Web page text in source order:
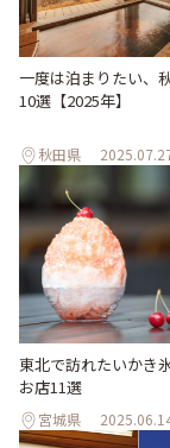
一度は泊まりたい、
10選【2025年】
秋田県
東北で訪れたいかき
お店11選
宮城県